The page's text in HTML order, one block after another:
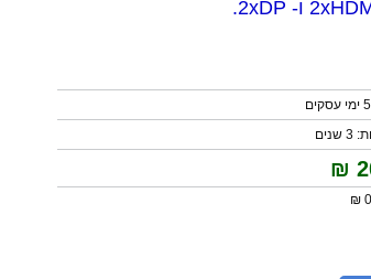
₪